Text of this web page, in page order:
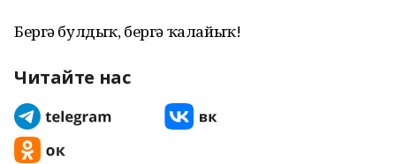
Бергә булдыҡ, бергә ҡалайыҡ!
Читайте нас